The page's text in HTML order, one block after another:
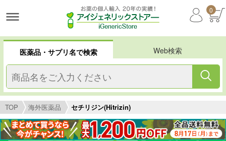
0
医薬品・サプリ名で検索 Web検索
TOP 海外医薬品 セチリジン(Hitrizin)